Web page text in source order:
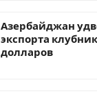
Азербайджан
экспорта
долларов